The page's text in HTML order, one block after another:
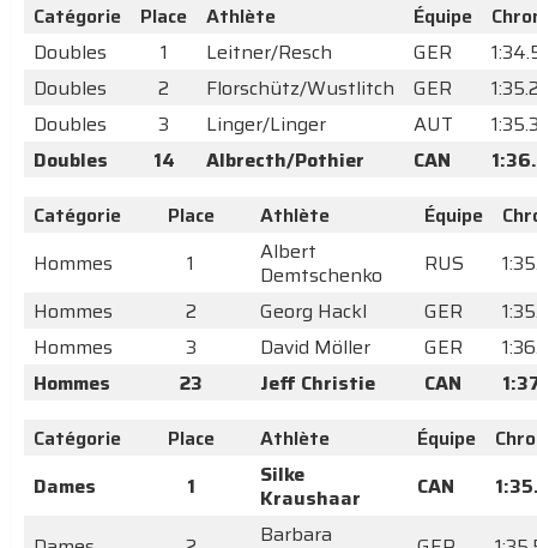
Catégorie Place Athlète Équipe
Doubles
1 Leitner/Resch GER
Doubles
2 Florschütz/Wustlitch GER
Doubles
3 Linger/Linger AUT
Doubles
14 Albrecth/Pothier CAN
Catégorie
Place Athlète Équipe
Hommes
1
Albert
Demtschenko
RUS
Hommes
2 Georg Hackl GER
Hommes
3 David Möller GER
Hommes
23 Jeff Christie CAN
Catégorie
Place Athlète Équipe
Dames
1
Silke
Kraushaar
CAN
Barbara